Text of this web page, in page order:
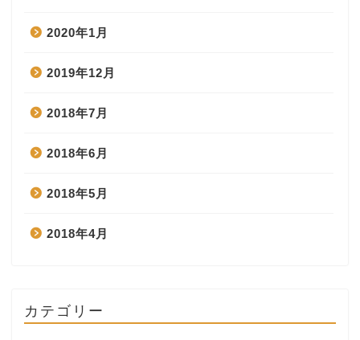
2020年1月
2019年12月
2018年7月
2018年6月
2018年5月
2018年4月
カテゴリー